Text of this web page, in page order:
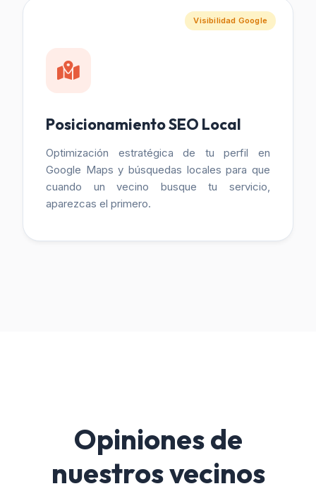
Visibilidad Google
Posicionamiento SEO Local
Optimización estratégica de tu perfil en
Google Maps y búsquedas locales para que
cuando un vecino busque tu servicio,
aparezcas el primero.
Opiniones de
nuestros vecinos